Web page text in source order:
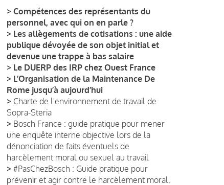
> Compétences des représentants du
personnel, avec qui on en parle ?
> Les allègements de cotisations : une aide
publique dévoyée de son objet initial et
devenue une trappe à bas salaire
> Le DUERP des IRP chez Ouest France
> L’Organisation de la Maintenance De
Rome jusqu’à aujourd’hui
> Charte de l'environnement de travail de
Sopra-Steria
> Bosch France : guide pratique pour mener
une enquête interne objective lors de la
dénonciation de faits éventuels de
harcèlement moral ou sexuel au travail
> #PasChezBosch : Guide pratique pour
prévenir et agir contre le harcèlement moral,